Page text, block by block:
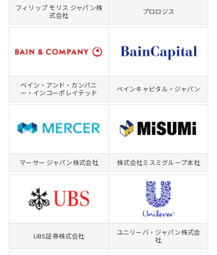
フィリップ モリス ジャパン株
式会社
プロロジス
ベイン・アンド・カンパニ
ー・インコーポレイテッド
ベインキャピタル・ジャパン
マーサー ジャパン株式会社 株式会社ミスミグループ本社
UBS証券株式会社
ユニリーバ・ジャパン株式会
社